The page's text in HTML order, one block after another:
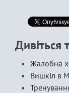
Дивіться
Жалобна
Вишкіл в